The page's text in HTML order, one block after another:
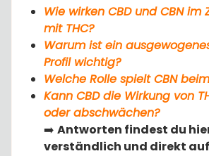
Wie wirken CBD und CBN im
mit THC?
Warum ist ein
Profil wichtig?
Welche Rolle spielt CBN
Kann CBD die Wirkung von
oder abschwächen?
➡️ Antworten findest du
verständlich und direkt